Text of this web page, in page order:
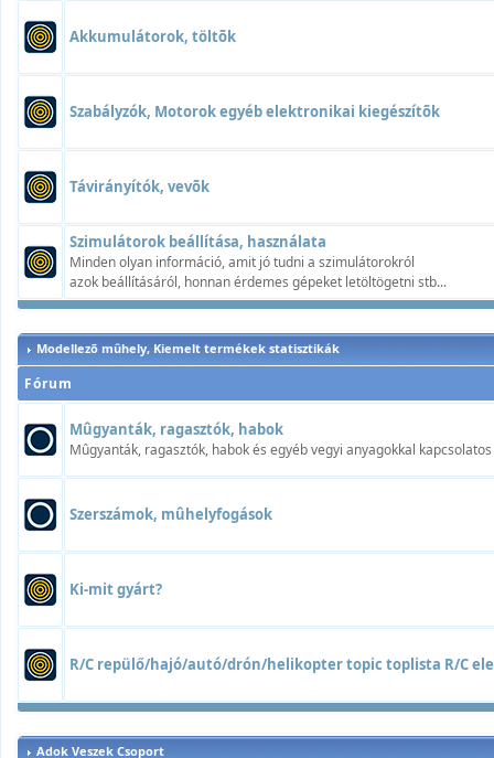
Akkumulátorok, töltõk
Szabályzók, Motorok egyéb elektronikai kiegészítõk
Távirányítók, vevõk
Szimulátorok beállítása, használata
Minden olyan információ, amit jó tudni a szimulátorokról
azok beállításáról, honnan érdemes gépeket letöltögetni stb...
Modellezõ mûhely, Kiemelt termékek statisztikák
Fórum
Mûgyanták, ragasztók, habok
Mûgyanták, ragasztók, habok és egyéb vegyi anyagokkal
Szerszámok, mûhelyfogások
Ki-mit gyárt?
R/C repülő/hajó/autó/drón/helikopter topic toplista R/C
Adok Veszek Csoport